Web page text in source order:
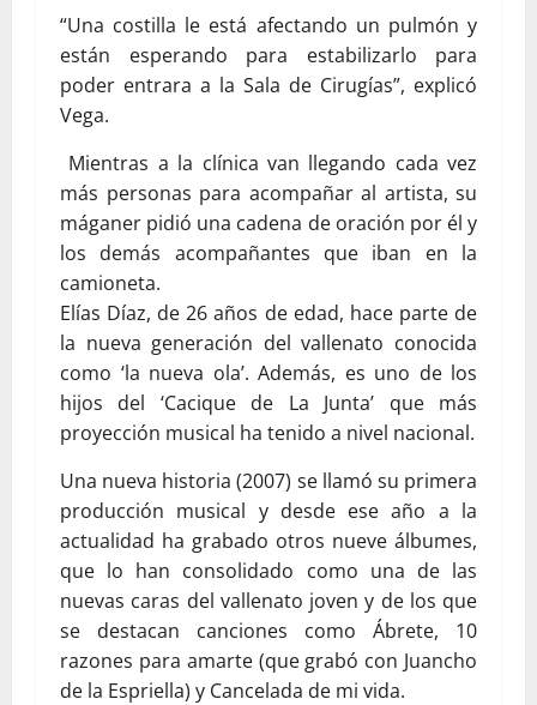
“Una costilla le está afectando un pulmón y
están esperando para estabilizarlo para
poder entrara a la Sala de Cirugías”, explicó
Vega.
Mientras a la clínica van llegando cada vez
más personas para acompañar al artista, su
máganer pidió una cadena de oración por él y
los demás acompañantes que iban en la
camioneta.
Elías Díaz, de 26 años de edad, hace parte de
la nueva generación del vallenato conocida
como ‘la nueva ola’. Además, es uno de los
hijos del ‘Cacique de La Junta’ que más
proyección musical ha tenido a nivel nacional.
Una nueva historia (2007) se llamó su primera
producción musical y desde ese año a la
actualidad ha grabado otros nueve álbumes,
que lo han consolidado como una de las
nuevas caras del vallenato joven y de los que
se destacan canciones como Ábrete, 10
razones para amarte (que grabó con Juancho
de la Espriella) y Cancelada de mi vida.